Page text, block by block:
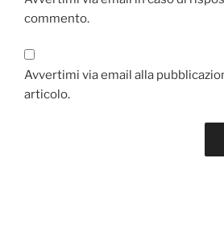
commento.
Avvertimi via email alla
articolo.